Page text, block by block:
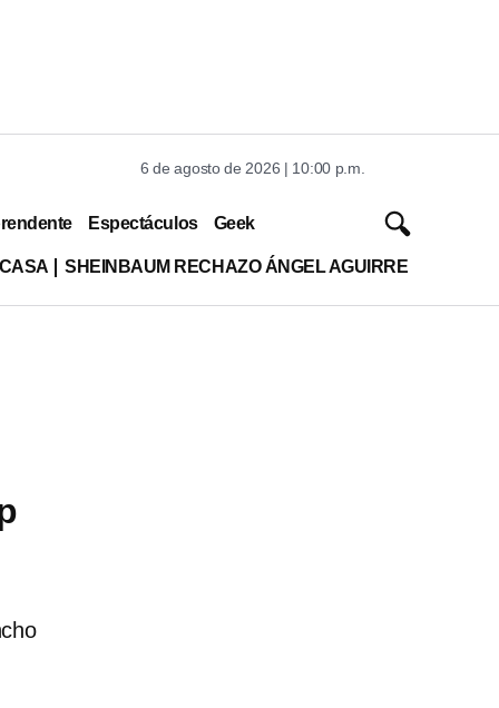
6 de agosto de 2026 | 10:00 p.m.
Espectáculos Geek
SHEINBAUM RECHAZO ÁNGEL AGUIRRE